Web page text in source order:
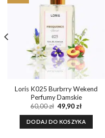
Dodaj do
ulubionych
Loris K025 Burbrry Wekend
Perfumy Damskie
60,00zł Pierwotna
cena
wynosiła:
60,00 zł.
49,90 złAktualna
wynosi:
49,90 zł.
DODAJ DO KOSZYKA